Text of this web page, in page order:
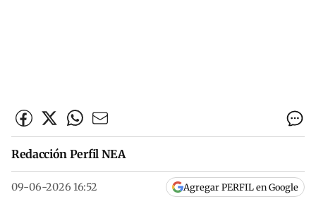
Redacción Perfil NEA
09-06-2026 16:52 Agregar PERFIL en Google